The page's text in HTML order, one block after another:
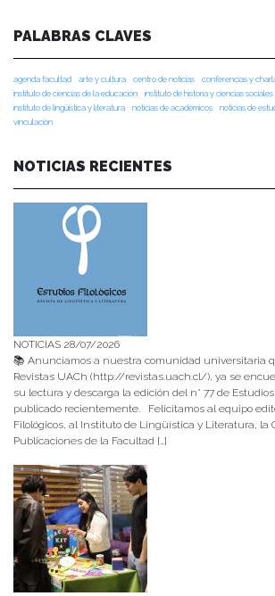
PALABRAS CLAVES
agenda facultad arte y cultura centro de noticias conferencias y
instituto de ciencias de la educación
instituto de historia y ciencias sociales
instituto de lingüística y literatura
noticias de académicos noticias de
vinculación
NOTICIAS RECIENTES
NOTICIAS 28/07/2026
📚 Anunciamos a nuestra comunidad universitaria
Revistas UACh (http://revistas.uach.cl/), ya se
su lectura y descarga la edición del n° 77 de Estudios
publicado recientemente. Felicitamos al equipo
Filológicos, al Instituto de Lingüística y Literatura, la
Publicaciones de la Facultad […]